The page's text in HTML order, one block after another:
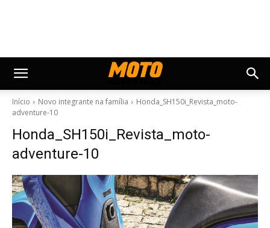
Início Novo integrante na família
Honda_SH150i_Revista_moto-
adventure-10
Honda_SH150i_Revista_moto-
adventure-10